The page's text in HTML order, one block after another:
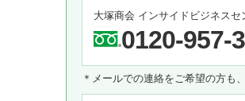
大塚商会 インサイドビジネスセ
0120-957-
＊メールでの連絡をご希望の方も